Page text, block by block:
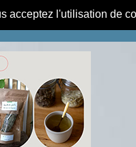
acceptez l'utilisation de